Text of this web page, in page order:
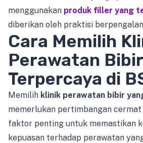
menggunakan produk filler yang
diberikan oleh praktisi
Cara Memilih
Perawatan Bibir
Terpercaya di
Memilih klinik perawatan bibir
memerlukan pertimbangan
faktor penting untuk memastikan
kepuasan terhadap perawatan